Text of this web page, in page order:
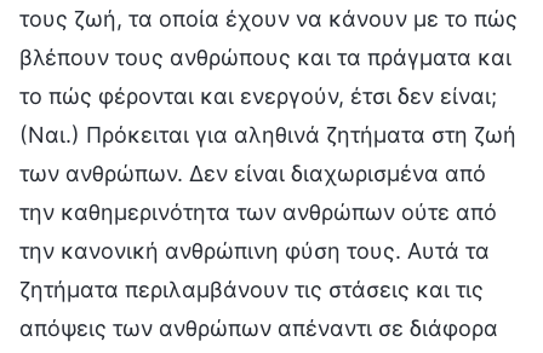
τους ζωή, τα οποία έχουν να κάνουν με το πώς
βλέπουν τους ανθρώπους και τα πράγματα και
το πώς φέρονται και ενεργούν, έτσι δεν είναι;
(Ναι.) Πρόκειται για αληθινά ζητήματα στη ζωή
των ανθρώπων. Δεν είναι διαχωρισμένα από
την καθημερινότητα των ανθρώπων ούτε από
την κανονική ανθρώπινη φύση τους. Αυτά τα
ζητήματα περιλαμβάνουν τις στάσεις και τις
απόψεις των ανθρώπων απέναντι σε διάφορα